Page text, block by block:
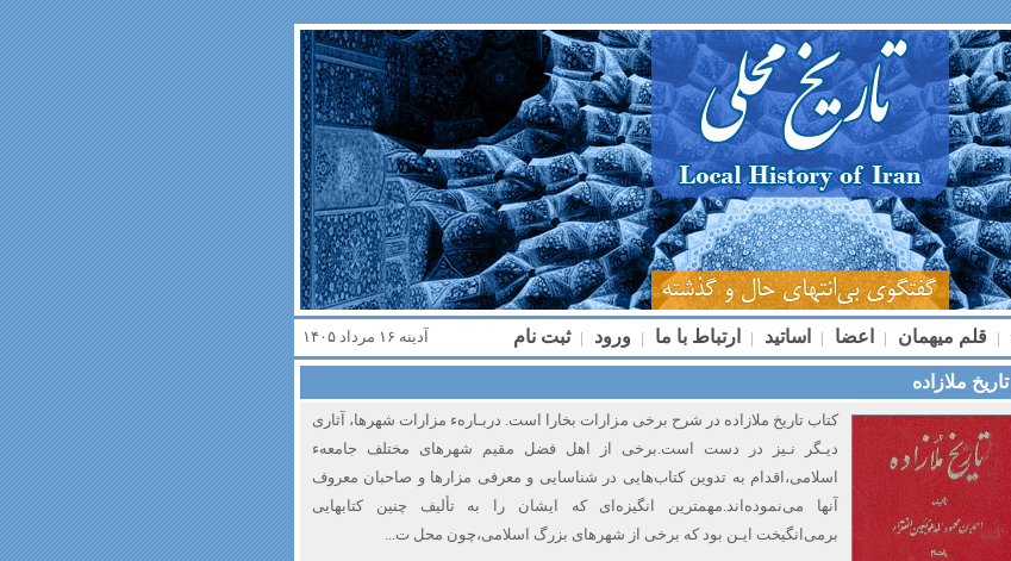
| قلم میهمان | اعضا | اساتید | ارتباط با ما | ورود | ثبت نام آدینه ۱۶ مرداد ۱۴۰۵
تاریخ ملازاده
کتاب تاریخ ملازاده در شرح‌ برخی مزارات بخارا است‌. دربـارهء‌ مزارات شهرها، آثاری
دیـگر نـیز در دست است.برخی از اهل فضل مقیم شهرهای مختلف جامعهء
اسلامی،اقدام به تدوین کتاب‌هایی در شناسایی و معرفی مزارها و صاحبان معروف‌
آنها می‌نموده‌اند.مهمترین انگیزه‌ای‌ که ایشان را به تألیف چنین کتابهایی‌
برمی‌انگیخت ایـن بود که برخی از شهرهای بزرگ اسلامی،چون محل ت...